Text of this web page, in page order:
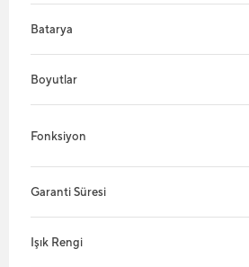
Batarya
Boyutlar
Fonksiyon
Garanti Süresi
Işık Rengi